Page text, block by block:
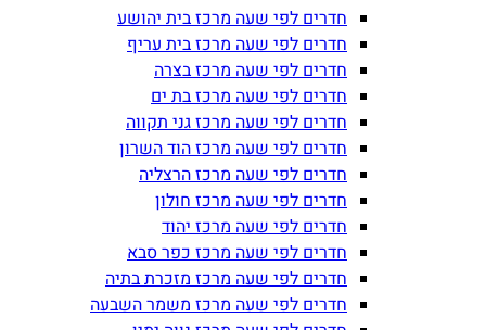
חדרים לפי שעה מרכז בית יהושע
חדרים לפי שעה מרכז בית עריף
חדרים לפי שעה מרכז בצרה
חדרים לפי שעה מרכז בת ים
חדרים לפי שעה מרכז גני תקווה
חדרים לפי שעה מרכז הוד השרון
חדרים לפי שעה מרכז הרצליה
חדרים לפי שעה מרכז חולון
חדרים לפי שעה מרכז יהוד
חדרים לפי שעה מרכז כפר סבא
חדרים לפי שעה מרכז מזכרת בתיה
חדרים לפי שעה מרכז משמר השבעה